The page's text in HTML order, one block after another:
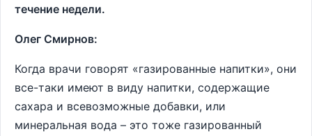
течение недели.
Олег Смирнов:
Когда врачи говорят «газированные напитки», они
все-таки имеют в виду напитки, содержащие
сахара и всевозможные добавки, или
минеральная вода – это тоже газированный